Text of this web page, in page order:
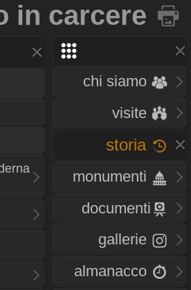
in carcere
chi siamo
visite
storia
monumenti
documenti
gallerie
almanacco